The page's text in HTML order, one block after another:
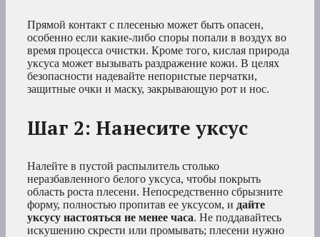
Прямой контакт с плесенью может быть опасен,
особенно если какие-либо споры попали в воздух во
время процесса очистки. Кроме того, кислая природа
уксуса может вызывать раздражение кожи. В целях
безопасности надевайте непористые перчатки,
защитные очки и маску, закрывающую рот и нос.
Шаг 2: Нанесите уксус
Налейте в пустой распылитель столько
неразбавленного белого уксуса, чтобы покрыть
область роста плесени. Непосредственно сбрызните
форму, полностью пропитав ее уксусом, и дайте
уксусу настояться не менее часа. Не поддавайтесь
искушению скрести или промывать; плесени нужно